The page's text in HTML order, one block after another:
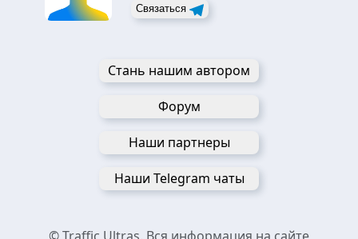
Связаться
Стань нашим автором
Форум
Наши партнеры
Наши Telegram чаты